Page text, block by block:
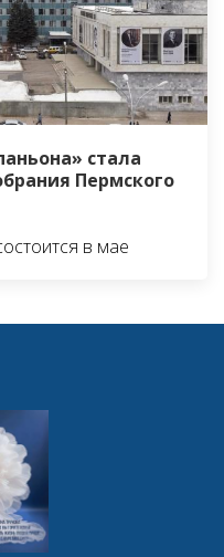
стала
Пермского
в мае